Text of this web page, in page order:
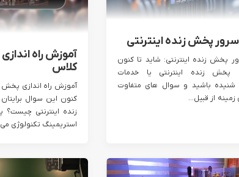
سرور پخش زنده اینترنتی
پخش زنده اینترنتی: شاید تا کنون
زنده اینترنتی یا خدمات
شنیده باشید و سوال های متفاوت
از قبیل...
آموزش راه
کلاس
آموزش راه اندازی پخش
کنون این سوال
زنده اینترنتی چیست؟
استریمینگ تکنولوژی